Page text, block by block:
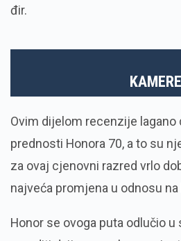
đir.
KAMERE
Ovim dijelom recenzije lagano
prednosti Honora 70, a to su
za ovaj cjenovni razred vrlo
najveća promjena u odnosu
Honor se ovoga puta odlučio